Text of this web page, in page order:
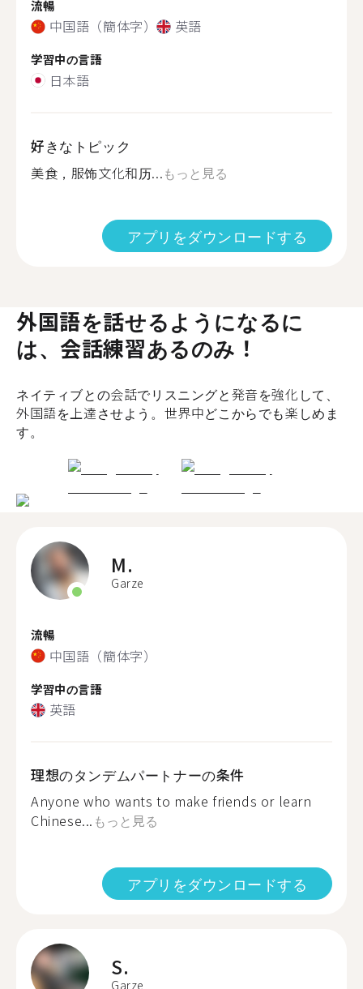
流暢
中国語（簡体字） 英語
学習中の言語
日本語
好きなトピック
美食，服饰文化和历...もっと見る
アプリをダウンロードする
外国語を話せるようになるに
は、会話練習あるのみ！
ネイティブとの会話でリスニングと発音を強化して、
外国語を上達させよう。世界中どこからでも楽しめま
す。
M.
Garze
流暢
中国語（簡体字）
学習中の言語
英語
理想のタンデムパートナーの条件
Anyone who wants to make friends or learn
Chinese... もっと見る
アプリをダウンロードする
S.
Garze